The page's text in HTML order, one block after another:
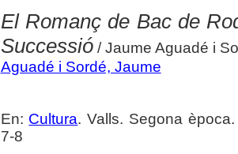
El Romanç de Bac de
Successió/ Jaume Aguadé i
Aguadé i Sordé, Jaume
En: Cultura. Valls. Segona
7-8